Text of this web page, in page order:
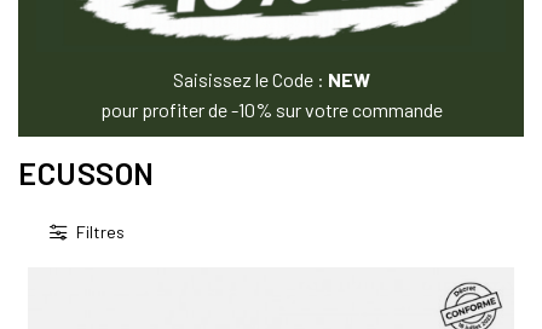
Saisissez le Code : NEW
pour profiter de -10% sur votre commande
ECUSSON
Filtres